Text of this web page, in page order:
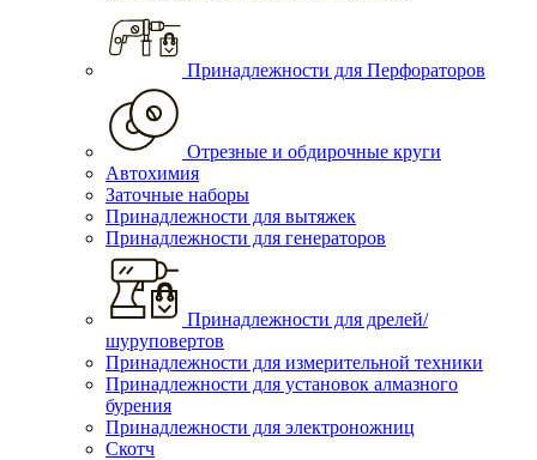
Принадлежности для Перфораторов
Отрезные и обдирочные круги
Автохимия
Заточные наборы
Принадлежности для вытяжек
Принадлежности для генераторов
Принадлежности для дрелей/
шуруповертов
Принадлежности для измерительной техники
Принадлежности для установок алмазного
бурения
Принадлежности для электроножниц
Скотч